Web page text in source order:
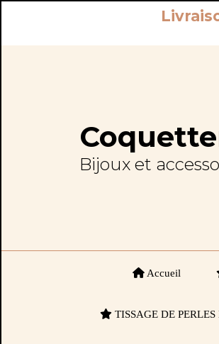
Bijoux et
Accueil
TISSAGE DE
Panneau de gestion des cookies